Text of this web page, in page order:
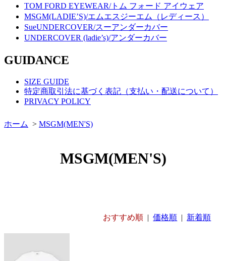
TOM FORD EYEWEAR/トム フォード アイウェア
MSGM(LADIE’S)/エムエスジーエム（レディース）
SueUNDERCOVER/スーアンダーカバー
UNDERCOVER (ladie’s)/アンダーカバー
GUIDANCE
SIZE GUIDE
特定商取引法に基づく表記（支払い・配送について）
PRIVACY POLICY
ホーム > MSGM(MEN'S)
MSGM(MEN'S)
おすすめ順 |価格順 | 新着順